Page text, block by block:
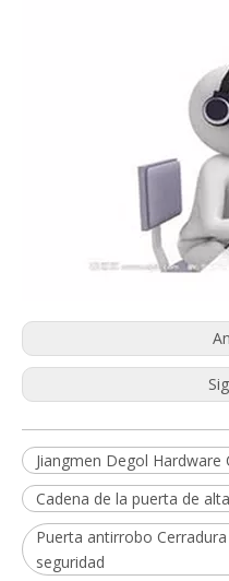
Jiangmen Degol Hardware
Cadena de la puerta de
Puerta antirrobo
seguridad